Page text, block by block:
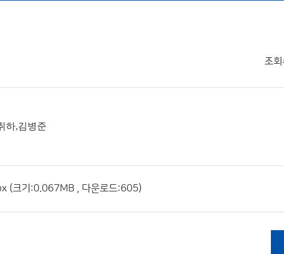
조회
하,김병준
(크기:0.067MB , 다운로드:605)